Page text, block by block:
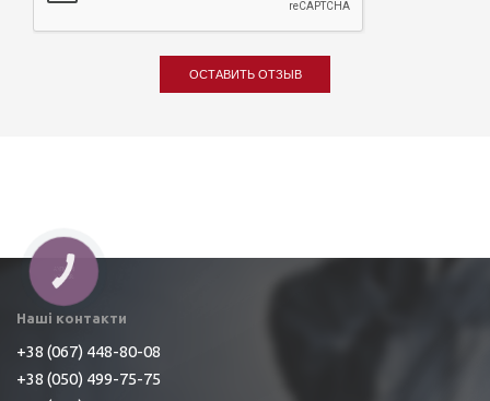
ОСТАВИТЬ ОТЗЫВ
Наші контакти
+38 (067) 448-80-08
+38 (050) 499-75-75